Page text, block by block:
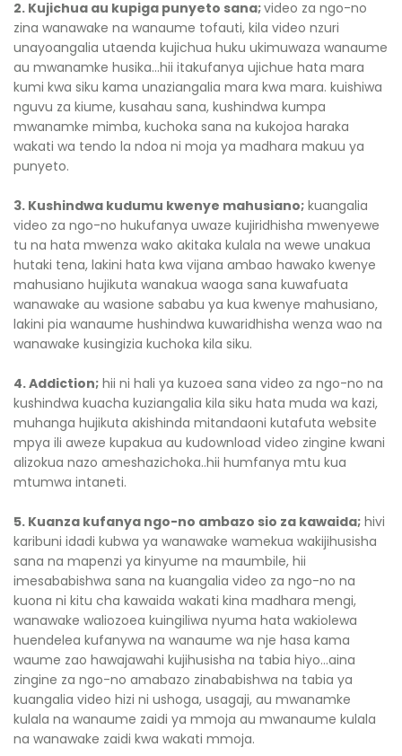
2. Kujichua au kupiga punyeto sana;video za ngo-no
zina wanawake na wanaume tofauti, kila video nzuri
unayoangalia utaenda kujichua huku ukimuwaza wanaume
au mwanamke husika...hii itakufanya ujichue hata mara
kumi kwa siku kama unaziangalia mara kwa mara. kuishiwa
nguvu za kiume, kusahau sana, kushindwa kumpa
mwanamke mimba, kuchoka sana na kukojoa haraka
wakati wa tendo la ndoa ni moja ya madhara makuu ya
punyeto.
3. Kushindwa kudumu kwenye mahusiano; kuangalia
video za ngo-no hukufanya uwaze kujiridhisha mwenyewe
tu na hata mwenza wako akitaka kulala na wewe unakua
hutaki tena, lakini hata kwa vijana ambao hawako kwenye
mahusiano hujikuta wanakua waoga sana kuwafuata
wanawake au wasione sababu ya kua kwenye mahusiano,
lakini pia wanaume hushindwa kuwaridhisha wenza wao na
wanawake kusingizia kuchoka kila siku.
4. Addiction; hii ni hali ya kuzoea sana video za ngo-no na
kushindwa kuacha kuziangalia kila siku hata muda wa kazi,
muhanga hujikuta akishinda mitandaoni kutafuta website
mpya ili aweze kupakua au kudownload video zingine kwani
alizokua nazo ameshazichoka..hii humfanya mtu kua
mtumwa intaneti.
5. Kuanza kufanya ngo-no ambazo sio za kawaida; hivi
karibuni idadi kubwa ya wanawake wamekua wakijihusisha
sana na mapenzi ya kinyume na maumbile, hii
imesababishwa sana na kuangalia video za ngo-no na
kuona ni kitu cha kawaida wakati kina madhara mengi,
wanawake waliozoea kuingiliwa nyuma hata wakiolewa
huendelea kufanywa na wanaume wa nje hasa kama
waume zao hawajawahi kujihusisha na tabia hiyo...aina
zingine za ngo-no amabazo zinababishwa na tabia ya
kuangalia video hizi ni ushoga, usagaji, au mwanamke
kulala na wanaume zaidi ya mmoja au mwanaume kulala
na wanawake zaidi kwa wakati mmoja.